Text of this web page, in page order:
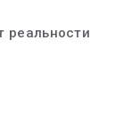
реальности